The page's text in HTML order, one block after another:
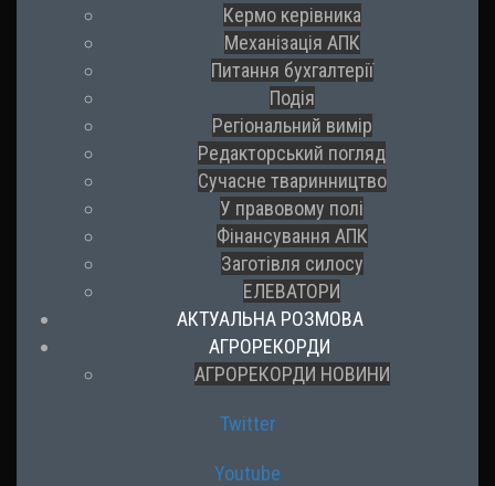
Кермо керівника
Механізація АПК
Питання бухгалтерії
Подія
Регіональний вимір
Редакторський погляд
Сучасне тваринництво
У правовому полі
Фінансування АПК
Заготівля силосу
ЕЛЕВАТОРИ
АКТУАЛЬНА РОЗМОВА
АГРОРЕКОРДИ
АГРОРЕКОРДИ НОВИНИ
Twitter
Youtube